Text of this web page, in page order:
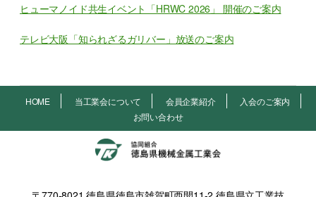
ヒューマノイド共生イベント「HRWC 2026」 開催のご案内
テレビ大阪「知られざるガリバー」放送のご案内
HOME 当工業会について 会員企業紹介
入会のご案内
お問い合わせ